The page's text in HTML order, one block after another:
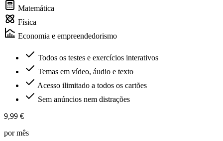
Matemática
Física
Economia e empreendedorismo
Todos os testes e exercícios interativos
Temas em vídeo, áudio e texto
Acesso ilimitado a todos os cartões
Sem anúncios nem distrações
9,99 €
por mês